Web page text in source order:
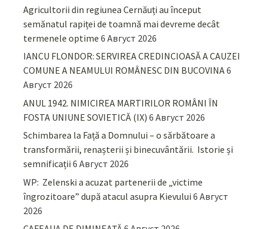
Agricultorii din regiunea Cernăuți au început
semănatul rapiței de toamnă mai devreme decât
termenele optime 6 Август 2026
IANCU FLONDOR: SERVIREA CREDINCIOASĂ A CAUZEI
COMUNE A NEAMULUI ROMÂNESC DIN BUCOVINA6
Август 2026
ANUL 1942. NIMICIREA MARTIRILOR ROMÂNI ÎN
FOSTA UNIUNE SOVIETICĂ (IX) 6 Август 2026
Schimbarea la Față a Domnului – o sărbătoare a
transformării, renașterii și binecuvântării. Istorie și
semnificații 6 Август 2026
WP: Zelenski a acuzat partenerii de „victime
îngrozitoare” după atacul asupra Kievului 6 Август
2026